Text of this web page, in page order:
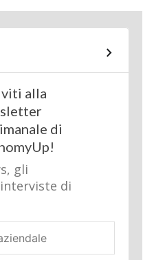
alla
di
gli
di